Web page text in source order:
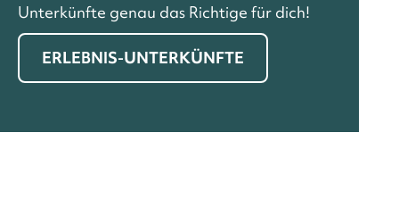
Unterkünfte genau das Richtige für dich!
ERLEBNIS-UNTERKÜNFTE